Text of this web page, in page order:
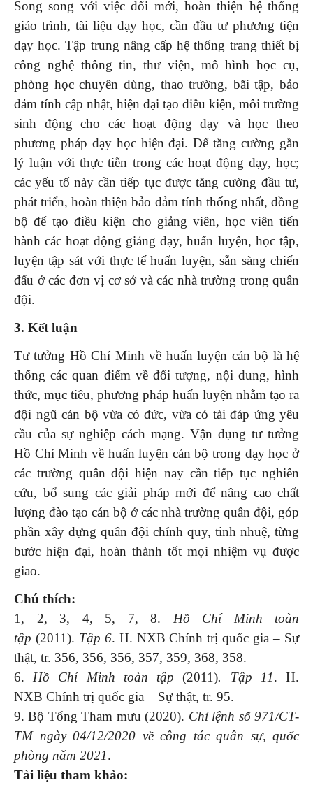
Song song với việc đổi mới, hoàn thiện hệ thống
giáo trình, tài liệu dạy học, cần đầu tư phương tiện
dạy học. Tập trung nâng cấp hệ thống trang thiết bị
công nghệ thông tin, thư viện, mô hình học cụ,
phòng học chuyên dùng, thao trường, bãi tập, bảo
đảm tính cập nhật, hiện đại tạo điều kiện, môi trường
sinh động cho các hoạt động dạy và học theo
phương pháp dạy học hiện đại. Để tăng cường gắn
lý luận với thực tiễn trong các hoạt động dạy, học;
các yếu tố này cần tiếp tục được tăng cường đầu tư,
phát triển, hoàn thiện bảo đảm tính thống nhất, đồng
bộ để tạo điều kiện cho giảng viên, học viên tiến
hành các hoạt động giảng dạy, huấn luyện, học tập,
luyện tập sát với thực tế huấn luyện, sẵn sàng chiến
đấu ở các đơn vị cơ sở và các nhà trường trong quân
đội.
3. Kết luận
Tư tưởng Hồ Chí Minh về huấn luyện cán bộ là hệ
thống các quan điểm về đối tượng, nội dung, hình
thức, mục tiêu, phương pháp huấn luyện nhằm tạo ra
đội ngũ cán bộ vừa có đức, vừa có tài đáp ứng yêu
cầu của sự nghiệp cách mạng. Vận dụng tư tưởng
Hồ Chí Minh về huấn luyện cán bộ trong dạy học ở
các trường quân đội hiện nay cần tiếp tục nghiên
cứu, bổ sung các giải pháp mới để nâng cao chất
lượng đào tạo cán bộ ở các nhà trường quân đội, góp
phần xây dựng quân đội chính quy, tinh nhuệ, từng
bước hiện đại, hoàn thành tốt mọi nhiệm vụ được
giao.
Chú thích:
1, 2, 3, 4, 5, 7, 8. Hồ Chí Minh toàn
tập (2011). Tập 6. H. NXB Chính trị quốc gia – Sự
thật, tr. 356, 356, 356, 357, 359, 368, 358.
6. Hồ Chí Minh toàn tập(2011). Tập 11. H.
NXB Chính trị quốc gia – Sự thật, tr. 95.
9. Bộ Tổng Tham mưu (2020). Chỉ lệnh số 971/CT-
TM ngày 04/12/2020 về công tác quân sự, quốc
phòng năm 2021.
Tài liệu tham khảo: